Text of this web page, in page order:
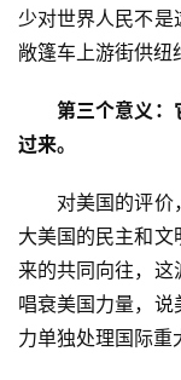
少对世界人民不
敞篷车上游街供纽
第三个意义：
过来。
对美国的评价，
大美国的民主和
来的共同向往，
唱衰美国力量，
力单独处理国际重